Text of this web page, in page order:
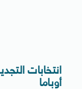
انتخابات
أوباما